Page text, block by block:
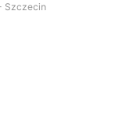
Szczecin